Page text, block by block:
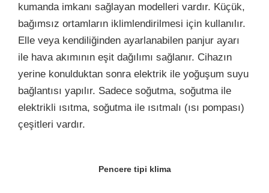
kumanda imkanı sağlayan modelleri vardır. Küçük,
bağımsız ortamların iklimlendirilmesi için kullanılır.
Elle veya kendiliğinden ayarlanabilen panjur ayarı
ile hava akımının eşit dağılımı sağlanır. Cihazın
yerine konulduktan sonra elektrik ile yoğuşum suyu
bağlantısı yapılır. Sadece soğutma, soğutma ile
elektrikli ısıtma, soğutma ile ısıtmalı (ısı pompası)
çeşitleri vardır.
Pencere tipi klima